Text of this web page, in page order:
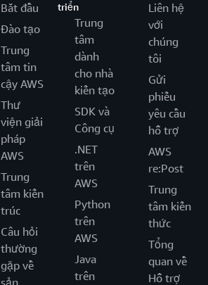
Bắt đầu
Đào tạo
Trung
tâm tin
cậy AWS
Thư
viện giải
pháp
AWS
Trung
tâm kiến
trúc
Câu hỏi
thường
gặp về
triển
Trung
tâm
dành
cho nhà
kiến tạo
SDK và
Công cụ
.NET
trên
AWS
Python
trên
AWS
Java
trên
Liên hệ
với
chúng
tôi
Gửi
phiếu
yêu cầu
hỗ trợ
AWS
re:Post
Trung
tâm kiến
thức
Tổng
quan về
Hỗ trợ